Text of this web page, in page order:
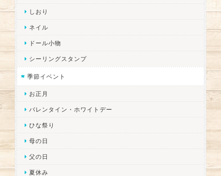
しおり
ネイル
ドール小物
シーリングスタンプ
季節イベント
お正月
バレンタイン・ホワイトデー
ひな祭り
母の日
父の日
夏休み